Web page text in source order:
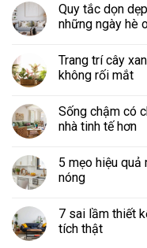
Quy tắc dọn
những ngày hè
Trang trí cây
không rối mắt
Sống chậm có
nhà tinh tế hơn
5 mẹo hiệu quả
nóng
7 sai lầm thiết
tích thật